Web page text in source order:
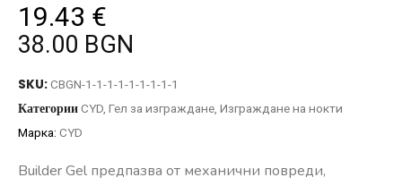
19.43 €
38.00 BGN
SKU:CBGN-1-1-1-1-1-1-1-1-1
КатегорииCYD, Гел за изграждане, Изграждане на нокти
Марка: CYD
Builder Gel предпазва от механични повреди,